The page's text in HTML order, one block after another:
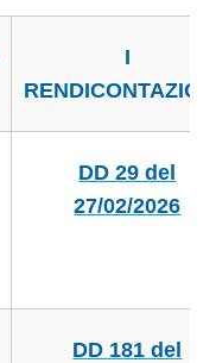
I
DD 29 del
27/02/2026
DD 181 del